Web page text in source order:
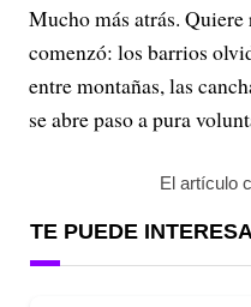
Mucho más atrás.
comenzó: los barrios
entre montañas, las
se abre paso a pura
El artículo
TE PUEDE